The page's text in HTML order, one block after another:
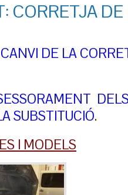
CORRETJA
DE LA
SUBSTITUCIÓ.
I MODELS